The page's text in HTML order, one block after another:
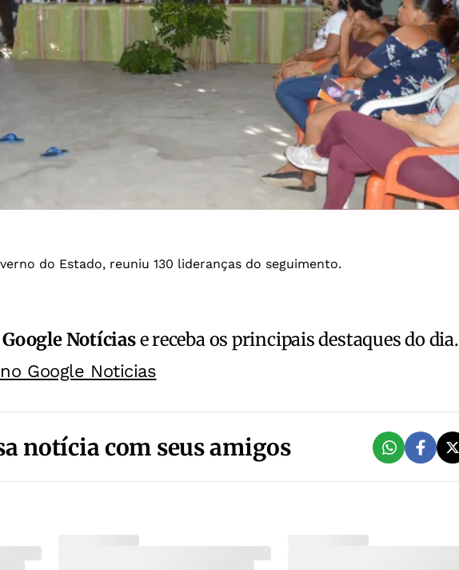
do Estado, reuniu 130 lideranças do seguimento.
Google Notíciase receba os principais destaques do dia.
Google Noticias
notícia com seus amigos